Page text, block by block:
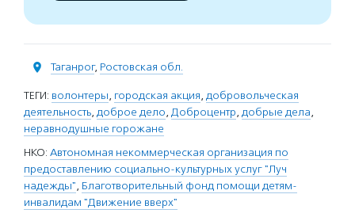
Таганрог, Ростовская обл.
ТЕГИ: волонтеры, городская акция, добровольческая
деятельность, доброе дело, Доброцентр, добрые дела,
неравнодушные горожане
НКО: Автономная некоммерческая организация по
предоставлению социально-культурных услуг "Луч
надежды", Благотворительный фонд помощи детям-
инвалидам "Движение вверх"